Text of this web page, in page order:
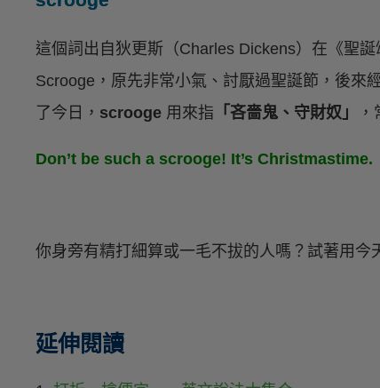
這個詞出自狄更斯（Charles Dickens）在《聖
Scrooge，原先非常小氣、討厭過聖誕節，後來
了今日， scrooge 用來指 「吝嗇鬼、守財奴」
Don’t be such a scrooge! It’s Christmastime.
你身旁有精打細算或一毛不拔的人嗎？試著用今
延伸閱讀